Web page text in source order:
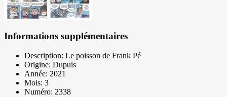
Informations supplémentaires
Description: Le poisson de Frank Pé
Origine: Dupuis
Année: 2021
Mois: 3
Numéro: 2338